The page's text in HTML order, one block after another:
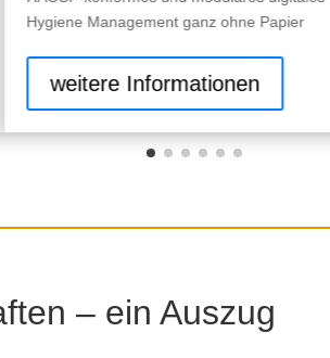
Hygiene Management ganz ohne Papier
weitere Informationen
– ein Auszug